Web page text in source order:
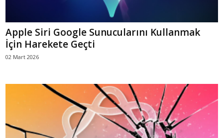
Apple Siri Google Sunucularını Kullanmak
İçin Harekete Geçti
02 Mart 2026